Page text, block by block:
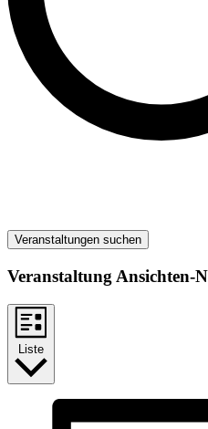
Veranstaltungen suchen
Veranstaltung Ansichten-
Liste